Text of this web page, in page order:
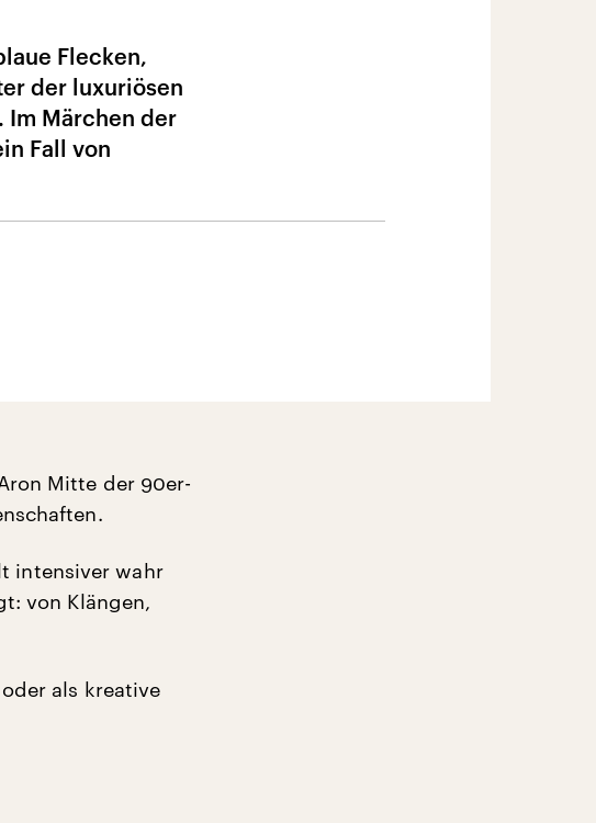
Flecken,
der luxuriösen
Im Märchen der
Fall von
Mitte der 90er-
intensiver wahr
von Klängen,
als kreative